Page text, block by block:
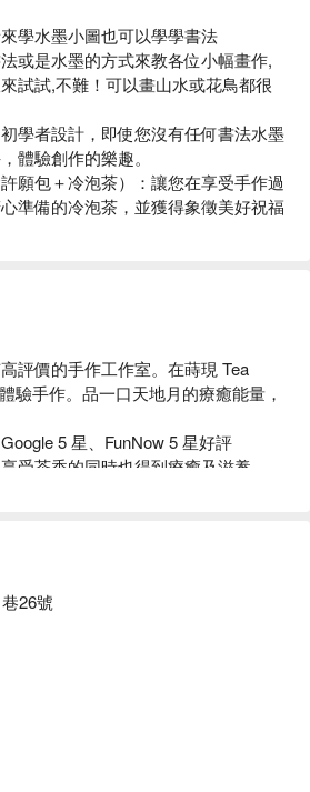
學水墨小圖也可以學學書法
或是水墨的方式來教各位小幅畫作,
試試,不難！可以畫山水或花鳥都很
學者設計，即使您沒有任何書法水墨
體驗創作的樂趣。
願包＋冷泡茶）：讓您在享受手作過
準備的冷泡茶，並獲得象徵美好祝福
評價的手作工作室。在蒔現 Tea
驗手作。品一口天地月的療癒能量，
5 星、FunNow 5 星好評
受茶香的同時也得到療癒及滋養。
26號